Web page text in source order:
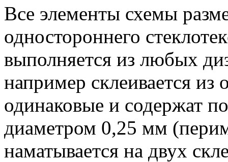
Все элементы схемы
одностороннего
выполняется из любых
например склеивается
одинаковые и содержат
диаметром 0,25 мм
наматывается на двух